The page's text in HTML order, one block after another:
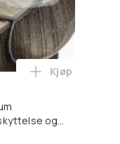
klokkerem i 10-
og
Legg 10x
Kjøp